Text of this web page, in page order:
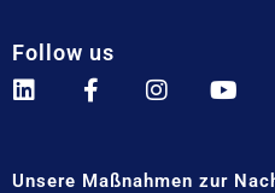
Follow us
Unsere Maßnahmen zur